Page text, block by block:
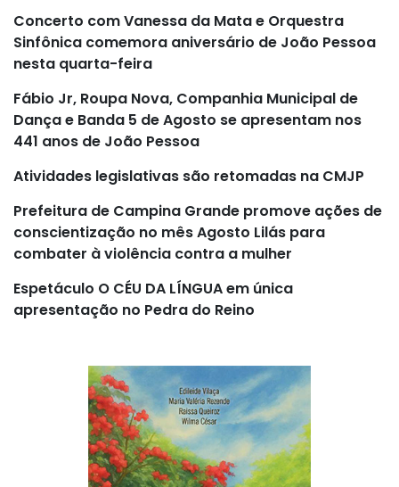
Concerto com Vanessa da Mata e Orquestra
Sinfônica comemora aniversário de João Pessoa
nesta quarta-feira
Fábio Jr, Roupa Nova, Companhia Municipal de
Dança e Banda 5 de Agosto se apresentam nos
441 anos de João Pessoa
Atividades legislativas são retomadas na CMJP
Prefeitura de Campina Grande promove ações de
conscientização no mês Agosto Lilás para
combater à violência contra a mulher
Espetáculo O CÉU DA LÍNGUA em única
apresentação no Pedra do Reino